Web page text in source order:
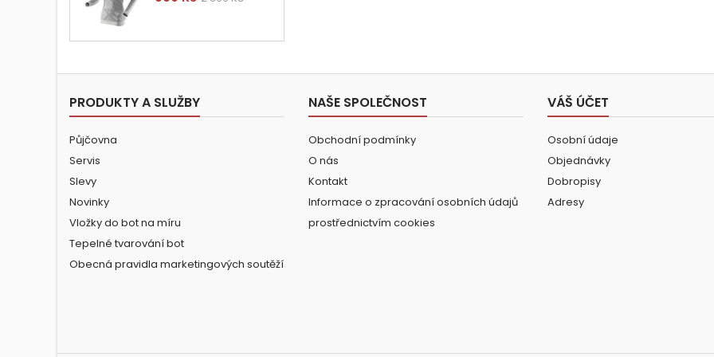
PRODUKTY A SLUŽBY
Půjčovna
Servis
Slevy
Novinky
Vložky do bot na míru
Tepelné tvarování bot
Obecná pravidla marketingových soutěží
NAŠE SPOLEČNOST
Obchodní podmínky
O nás
Kontakt
Informace o zpracování osobních údajů
prostřednictvím cookies
VÁŠ ÚČET
Osobní údaje
Objednávky
Dobropisy
Adresy